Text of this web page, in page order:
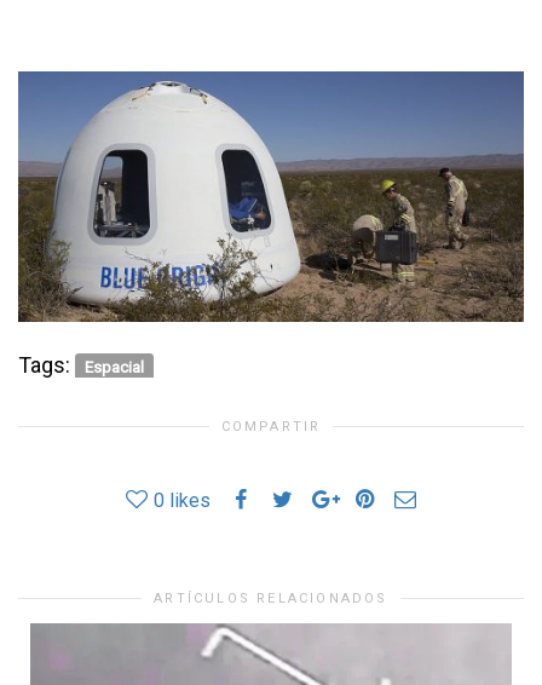
Tags: Espacial
COMPARTIR
0 likes
ARTÍCULOS RELACIONADOS